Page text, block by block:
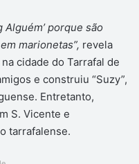
Alguém’ porque são
marionetas”, revela
cidade do Tarrafal de
e construiu “Suzy”,
Entretanto,
S. Vicente e
tarrafalense.